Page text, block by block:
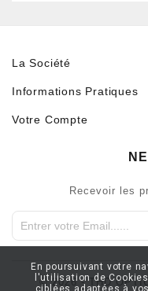
La Société
Informations Pratiques
Votre Compte
Recevoir les
© 2026 - THD
En poursuivant votre
l'utilisation de
ciblées adaptées à